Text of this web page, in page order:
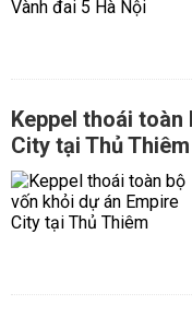
Keppel thoái toàn
City tại Thủ Thiêm